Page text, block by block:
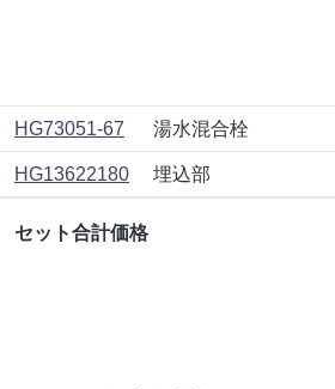
HG73051-67 湯水混合栓
HG13622180 埋込部
セット合計価格